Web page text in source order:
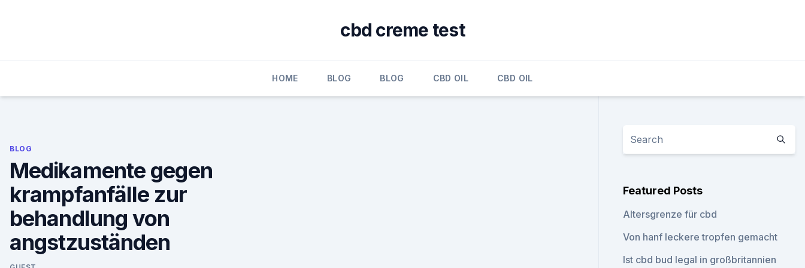
cbd creme test
HOME BLOG BLOG CBD OIL CBD OIL
BLOG
Medikamente gegen
krampfanfälle zur
behandlung von
angstzuständen
Featured Posts
Altersgrenze für cbd
Von hanf leckere tropfen gemacht
Ist cbd bud legal in großbritannien